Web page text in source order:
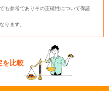
も参考でありその正確性について保証
ります。
を比較